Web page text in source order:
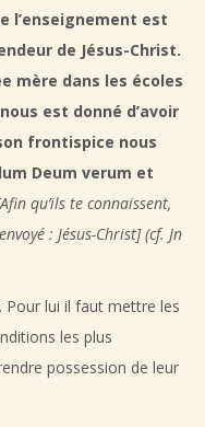
l’enseignement est
de Jésus-Christ.
mère dans les écoles
est donné d’avoir
frontispice nous
Deum verum et
qu’ils te connaissent,
: Jésus-Christ] (cf. Jn
Pour lui il faut mettre les
les plus
possession de leur